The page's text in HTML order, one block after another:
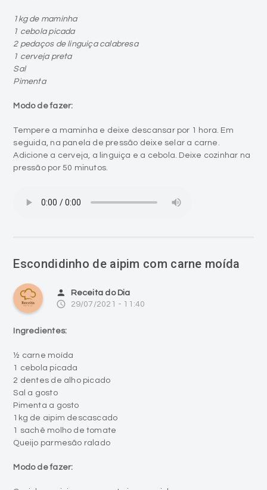
1kg de maminha
1 cebola picada
2 pedaços de linguiça calabresa
1 cerveja preta
Sal
Pimenta
Modo de fazer:
Tempere a maminha e deixe descansar por 1 hora. Em
seguida, na panela de pressão deixe selar a carne.
Adicione a cerveja, a linguiça e a cebola. Deixe cozinhar na
pressão por 50 minutos.
Escondidinho de aipim com carne moída
person Receita do Dia
access_time 29/07/2021 - 11:40
Ingredientes:
½ carne moída
1 cebola picada
2 dentes de alho picado
Sal a gosto
Pimenta a gosto
1kg de aipim descascado
1 sachê molho de tomate
Queijo parmesão ralado
Modo de fazer: